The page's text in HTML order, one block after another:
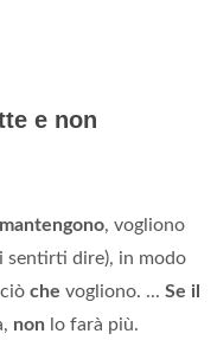
e non
, vogliono
sentirti dire), in modo
che vogliono. ... Se il
non lo farà più.